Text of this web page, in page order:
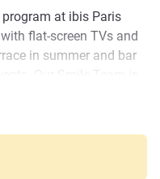
at ibis Paris
flat-screen TVs and
in summer and bar
and training in
area and close